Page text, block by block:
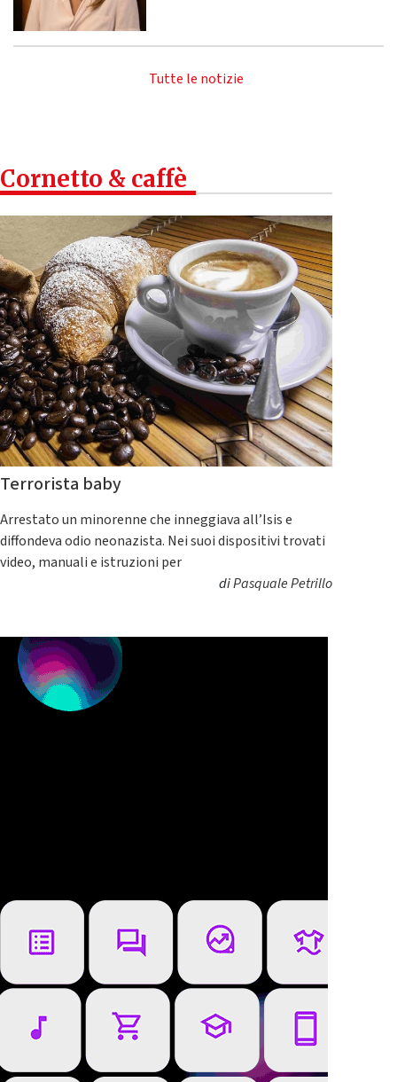
Tutte le notizie
Cornetto & caffè
Terrorista baby
Arrestato un minorenne che inneggiava all’Isis e
diffondeva odio neonazista. Nei suoi dispositivi trovati
video, manuali e istruzioni per
diPasquale Petrillo